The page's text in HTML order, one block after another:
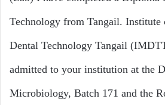
Technology from Tangail. Institute
Dental Technology Tangail
admitted to your institution at the
Microbiology, Batch 171 and the